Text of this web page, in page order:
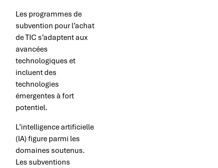
Les programmes de
subvention pour l’achat
de TIC s’adaptent aux
avancées
technologiques et
incluent des
technologies
émergentes à fort
potentiel.
L’intelligence artificielle
(IA) figure parmi les
domaines soutenus.
Les subventions